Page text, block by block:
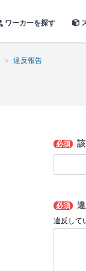
ワーカーを探す
違反報告
必須
必須
違反して